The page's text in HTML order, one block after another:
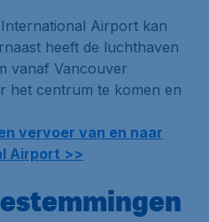
Airport kan
heeft de luchthaven
vanaf Vancouver
het centrum te komen en
vervoer van en naar
Airport >>